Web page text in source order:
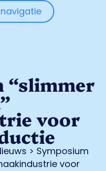
navigatie
“slimmer
voor
> Symposium
voor